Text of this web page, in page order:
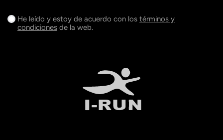
He leído y estoy de acuerdo con los términos y
condiciones de la web.